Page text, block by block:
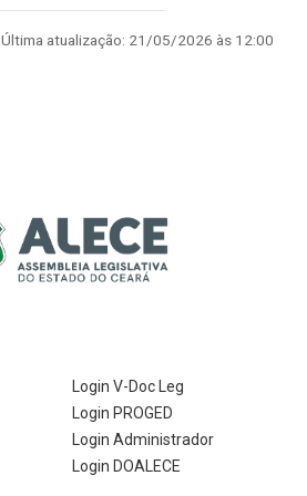
Última atualização: 21/05/2026 às 12:00
Login V-Doc Leg
Login PROGED
Login Administrador
Login DOALECE